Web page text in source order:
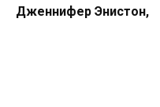
Дженнифер Энистон,